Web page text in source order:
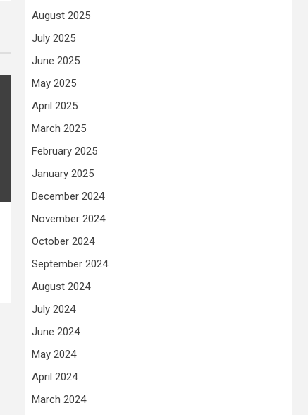
August 2025
July 2025
June 2025
May 2025
April 2025
March 2025
February 2025
January 2025
December 2024
November 2024
October 2024
September 2024
August 2024
July 2024
June 2024
May 2024
April 2024
March 2024